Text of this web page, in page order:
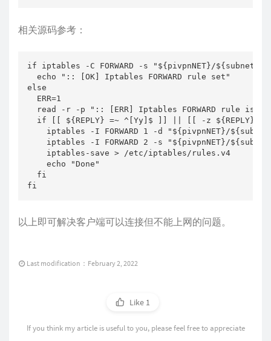
相关源码参考：
if iptables -C FORWARD -s "${pivpnNET}/
  echo ":: [OK] Iptables FORWARD rule set"
else
  ERR=1
read -r -p ":: [ERR] Iptables FORWARD rule is
if [[ ${REPLY} =~ ^[Yy]$ ]] || [[ -z ${REPLY}
iptables -I FORWARD 1 -d "${pivpnNET}/
iptables -I FORWARD 2 -s "${pivpnNET}/
    iptables-save > /etc/iptables/rules.v4
    echo "Done"
  fi
fi
以上即可解决客户端可以连接但不能上网的问题。
Last modification：February 2, 2022
Like 1
If you think my article is useful to you, please feel free to appreciate